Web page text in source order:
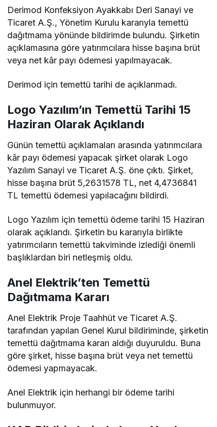
Derimod Konfeksiyon Ayakkabı Deri Sanayi ve
Ticaret A.Ş., Yönetim Kurulu kararıyla temettü
dağıtmama yönünde bildirimde bulundu. Şirketin
açıklamasına göre yatırımcılara hisse başına brüt
veya net kâr payı ödemesi yapılmayacak.
Derimod için temettü tarihi de açıklanmadı.
Logo Yazılım’ın Temettü Tarihi 15
Haziran Olarak Açıklandı
Günün temettü açıklamaları arasında yatırımcılara
kâr payı ödemesi yapacak şirket olarak Logo
Yazılım Sanayi ve Ticaret A.Ş. öne çıktı. Şirket,
hisse başına brüt 5,2631578 TL, net 4,4736841
TL temettü ödemesi yapılacağını bildirdi.
Logo Yazılım için temettü ödeme tarihi 15 Haziran
olarak açıklandı. Şirketin bu kararıyla birlikte
yatırımcıların temettü takviminde izlediği önemli
başlıklardan biri netleşmiş oldu.
Anel Elektrik’ten Temettü
Dağıtmama Kararı
Anel Elektrik Proje Taahhüt ve Ticaret A.Ş.
tarafından yapılan Genel Kurul bildiriminde, şirketin
temettü dağıtmama kararı aldığı duyuruldu. Buna
göre şirket, hisse başına brüt veya net temettü
ödemesi yapmayacak.
Anel Elektrik için herhangi bir ödeme tarihi
bulunmuyor.